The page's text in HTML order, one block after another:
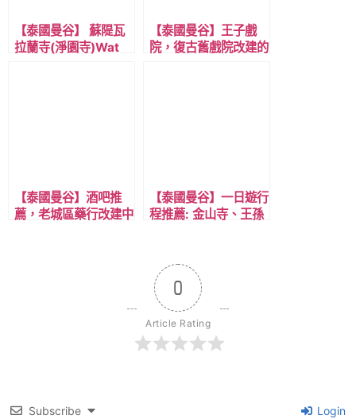
【泰國曼谷】 蘇隄瓦
拉蘭寺(淨園寺)Wat
【泰國曼谷】王子戲
院，復古舊戲院改建的
【泰國曼谷】酒吧推
薦，老城區藥行改建中
【泰國曼谷】一日遊行
程推薦: 金山寺、王孫
釀啤酒畫下完美句點。
0
Article Rating
Subscribe Login